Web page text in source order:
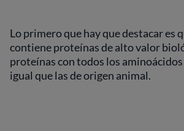
Lo primero que hay que destacar es
contiene proteínas de alto valor
proteínas con todos los aminoácidos
igual que las de origen animal.